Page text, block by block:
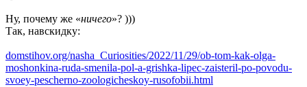
Ну, почему же «ничего»? )))
Так, навскидку:
domstihov.org/nasha_Curiosities/2022/11/29/ob-tom-kak-olga-
moshonkina-ruda-smenila-pol-a-grishka-lipec-zaisteril-po-povodu-
svoey-pescherno-zoologicheskoy-rusofobii.html